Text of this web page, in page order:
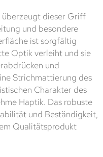
dieser Griff
und besondere
ist sorgfältig
Optik verleiht und sie
und
Strichmattierung des
Charakter des
Haptik. Das robuste
und Beständigkeit,
Qualitätsprodukt